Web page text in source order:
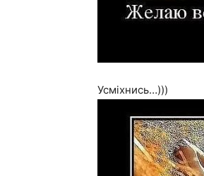
Усміхнись…)))